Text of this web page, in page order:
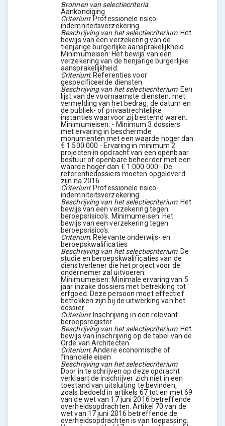
Bronnen van selectiecriteria:
Aankondiging
Criterium: Professionele risico-
indemniteitsverzekering
Beschrijving van het selectiecriterium: Het
bewijs van een verzekering van de
tienjarige burgerlijke aansprakelijkheid.
Minimumeisen: Het bewijs van een
verzekering van de tienjarige burgerlijke
aansprakelijkheid.
Criterium: Referenties voor
gespecificeerde diensten
Beschrijving van het selectiecriterium: Een
lijst van de voornaamste diensten, met
vermelding van het bedrag, de datum en
de publiek- of privaatrechtelijke
instanties waarvoor zij bestemd waren.
Minimumeisen: - Minimum 3 dossiers
met ervaring in beschermde
monumenten met een waarde hoger dan
€ 1.500.000 - Ervaring in minimum 2
projecten in opdracht van een openbaar
bestuur of openbare beheerder met een
waarde hoger dan € 1.000.000 - De
referentiedossiers moeten opgeleverd
zijn na 2016
Criterium: Professionele risico-
indemniteitsverzekering
Beschrijving van het selectiecriterium: Het
bewijs van een verzekering tegen
beroepsrisico's. Minimumeisen: Het
bewijs van een verzekering tegen
beroepsrisico's.
Criterium: Relevante onderwijs- en
beroepskwalificaties
Beschrijving van het selectiecriterium: De
studie en beroepskwalificaties van de
dienstverlener die het project voor de
ondernemer zal uitvoeren.
Minimumeisen: Minimale ervaring van 5
jaar inzake dossiers met betrekking tot
erfgoed. Deze persoon moet effectief
betrokken zijn bij de uitwerking van het
dossier.
Criterium: Inschrijving in een relevant
beroepsregister
Beschrijving van het selectiecriterium: Het
bewijs van inschrijving op de tabel van de
Orde van Architecten
Criterium:Andere economische of
financiële eisen
Beschrijving van het selectiecriterium:
Door in te schrijven op deze opdracht
verklaart de inschrijver zich niet in een
toestand van uitsluiting te bevinden,
zoals bedoeld in artikels 67 tot en met 69
van de wet van 17 juni 2016 betreffende
overheidsopdrachten. Artikel 70 van de
wet van 17 juni 2016 betreffende de
overheidsopdrachten is van toepassing.